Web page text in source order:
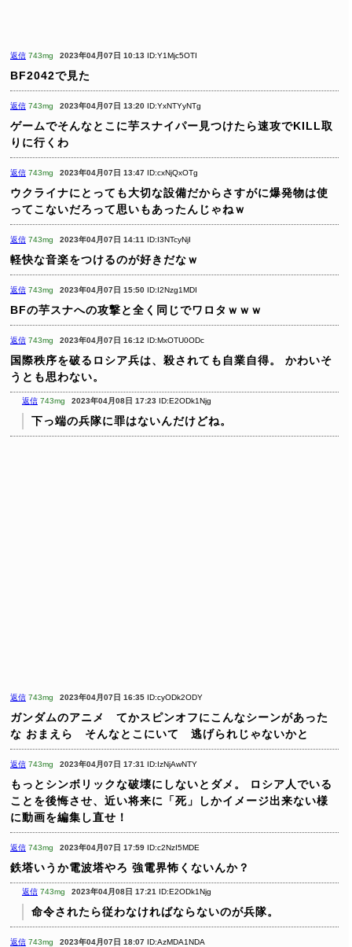
返信 743mg 2023年04月07日 10:13 ID:Y1Mjc5OTI
BF2042で見た
返信 743mg 2023年04月07日 13:20 ID:YxNTYyNTg
ゲームでそんなとこに芋スナイパー見つけたら速攻でKILL取
りに行くわ
返信 743mg 2023年04月07日 13:47 ID:cxNjQxOTg
ウクライナにとっても大切な設備だからさすがに爆発物は使
ってこないだろって思いもあったんじゃねｗ
返信 743mg 2023年04月07日 14:11 ID:I3NTcyNjI
軽快な音楽をつけるのが好きだなｗ
返信 743mg 2023年04月07日 15:50 ID:I2Nzg1MDI
BFの芋スナへの攻撃と全く同じでワロタｗｗｗ
返信 743mg 2023年04月07日 16:12 ID:MxOTU0ODc
国際秩序を破るロシア兵は、殺されても自業自得。
かわいそ
うとも思わない。
返信 743mg 2023年04月08日 17:23 ID:E2ODk1Njg
下っ端の兵隊に罪はないんだけどね。
返信 743mg 2023年04月07日 16:35 ID:cyODk2ODY
ガンダムのアニメ てかスピンオフにこんなシーンがあった
な おまえら そんなとこにいて 逃げられじゃないかと
返信 743mg 2023年04月07日 17:31 ID:IzNjAwNTY
もっとシンボリックな破壊にしないとダメ。
ロシア人でいる
ことを後悔させ、近い将来に「死」しかイメージ出来ない様
に動画を編集し直せ！
返信 743mg 2023年04月07日 17:59 ID:c2NzI5MDE
鉄塔いうか電波塔やろ 強電界怖くないんか？
返信 743mg 2023年04月08日 17:21 ID:E2ODk1Njg
命令されたら従わなければならないのが兵隊。
返信 743mg 2023年04月07日 18:07 ID:AzMDA1NDA